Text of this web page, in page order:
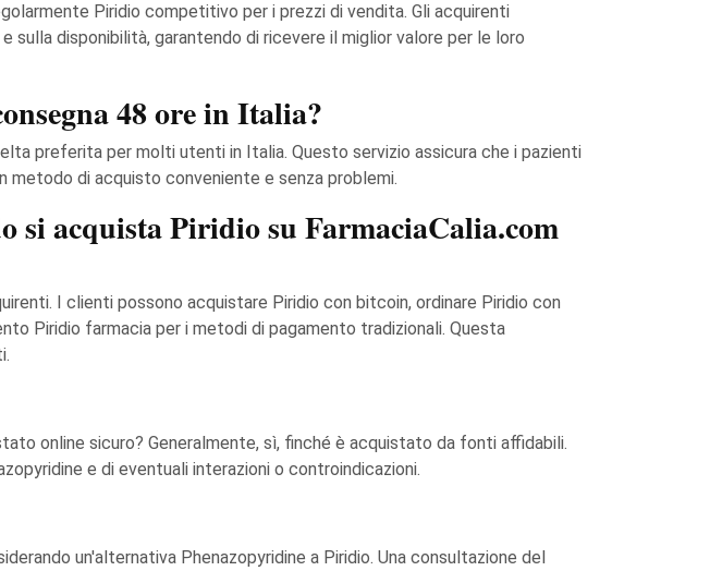
Piridio competitivo per i prezzi di vendita. Gli acquirenti
disponibilità, garantendo di ricevere il miglior valore per le loro
48 ore in Italia?
preferita per molti utenti in Italia. Questo servizio assicura che i pazienti
di acquisto conveniente e senza problemi.
si acquista Piridio su FarmaciaCalia.com
I clienti possono acquistare Piridio con bitcoin, ordinare Piridio con
Piridio farmacia per i metodi di pagamento tradizionali. Questa
online sicuro? Generalmente, sì, finché è acquistato da fonti affidabili.
e di eventuali interazioni o controindicazioni.
un'alternativa Phenazopyridine a Piridio. Una consultazione del